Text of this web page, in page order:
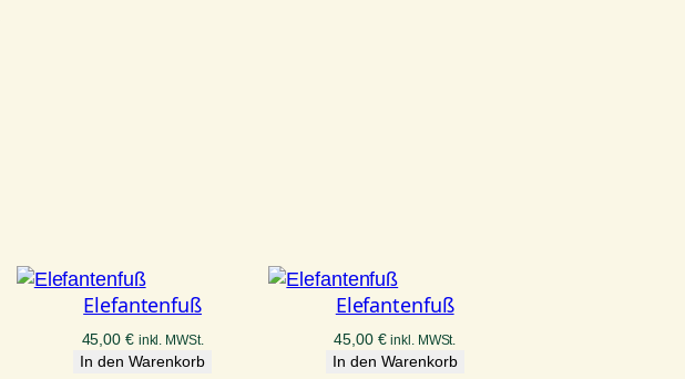
Elefantenfuß
45,00 € inkl. MWSt.
In den Warenkorb
Elefantenfuß
45,00 € inkl. MWSt.
In den Warenkorb